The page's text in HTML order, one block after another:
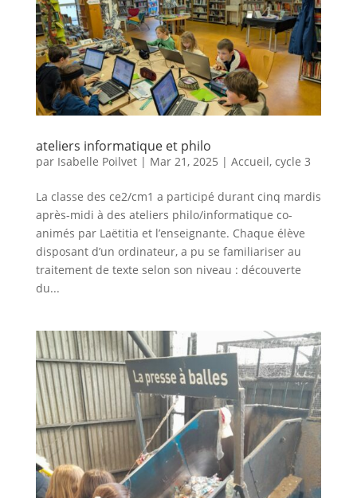
ateliers informatique et philo
par Isabelle Poilvet| Mar 21, 2025 | Accueil, cycle 3
La classe des ce2/cm1 a participé durant cinq mardis
après-midi à des ateliers philo/informatique co-
animés par Laëtitia et l’enseignante. Chaque élève
disposant d’un ordinateur, a pu se familiariser au
traitement de texte selon son niveau : découverte
du...